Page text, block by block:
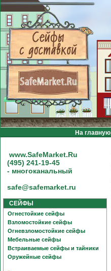
На главную
www.SafeMarket.Ru
(495) 241-19-45
- многоканальный
safe@safemarket.ru
СЕЙФЫ
Огнестойкие сейфы
Взломостойкие сейфы
Огневзломостойкие сейфы
Мебельные сейфы
Встраиваемые сейфы и тайники
Оружейные сейфы